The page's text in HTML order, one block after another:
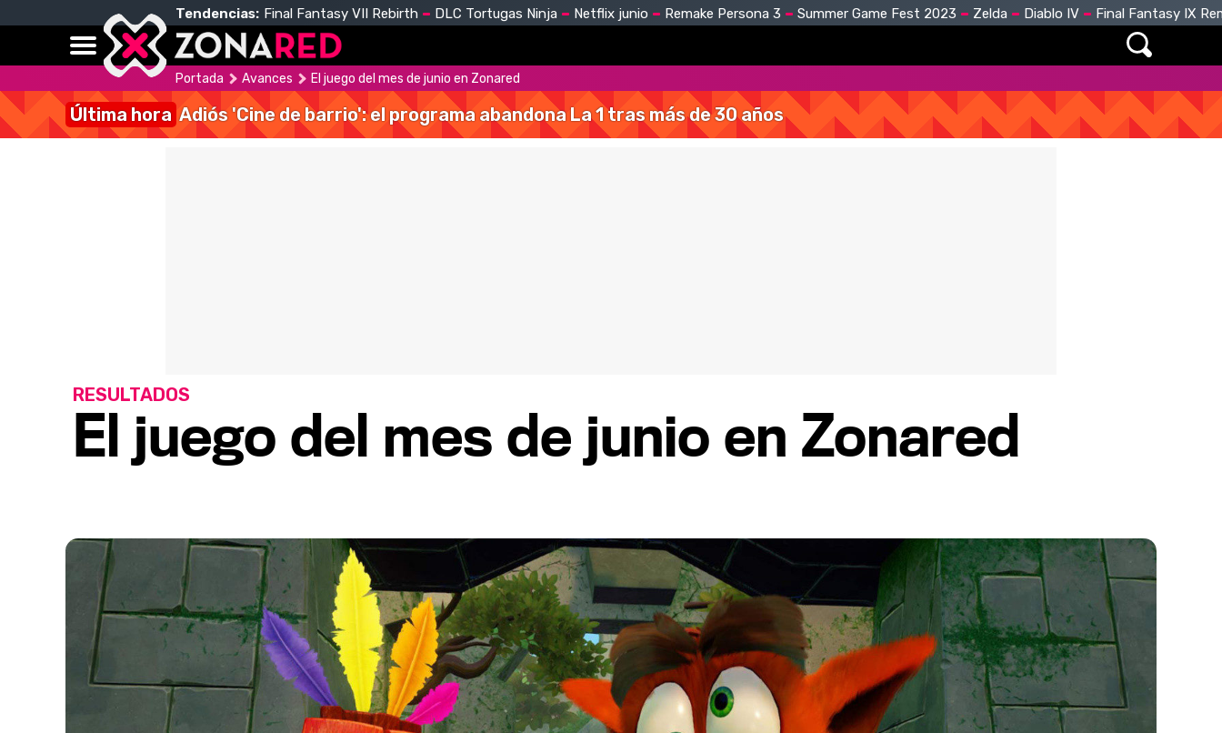
Tendencias: Final Fantasy VII Rebirth DLC Tortugas Ninja Netflix junio Remake Persona 3 Summer Game Fest 2023 Zelda Diablo IV Final Fantasy IX
Portada Avances El juego del mes de junio en Zonared
Última hora Adiós 'Cine de barrio': el programa abandona La 1 tras más de 30 años
El juego del mes de junio en Zonared
RESULTADOS